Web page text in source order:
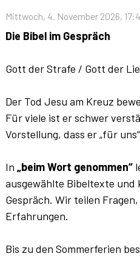
Mittwoch, 4. November 2026,
Die Bibel im Gespräch
Gott der Strafe / Gott der
Der Tod Jesu am Kreuz
Für viele ist er schwer
Vorstellung, dass er „für
In „beim Wort genommen“
ausgewählte Bibeltexte und
Gespräch. Wir teilen
Erfahrungen.
Bis zu den Sommerferien